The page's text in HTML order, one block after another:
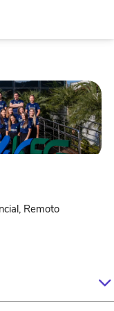
Remoto